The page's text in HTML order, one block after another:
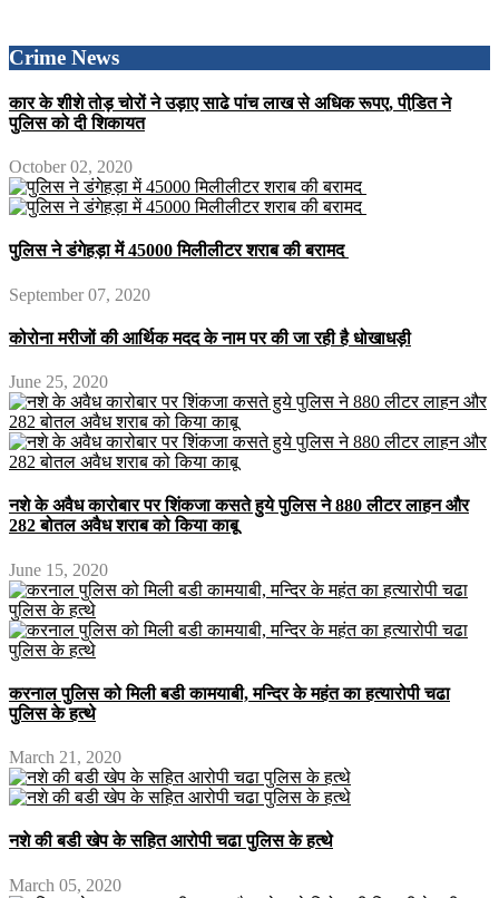
Crime News
कार के शीशे तोड़ चोरों ने उड़ाए साढे पांच लाख से अधिक रूपए, पीडि़त ने
पुलिस को दी शिकायत
October 02, 2020
पुलिस ने डंगेहड़ा में 45000 मिलीलीटर शराब की बरामद
September 07, 2020
कोरोना मरीजों की आर्थिक मदद के नाम पर की जा रही है धोखाधड़ी
June 25, 2020
नशे के अवैध कारोबार पर शिंकजा कसते हुये पुलिस ने 880 लीटर लाहन और
282 बोतल अवैध शराब को किया काबू
June 15, 2020
करनाल पुलिस को मिली बडी कामयाबी, मन्दिर के महंत का हत्यारोपी चढा
पुलिस के हत्थे
March 21, 2020
नशे की बडी खेप के सहित आरोपी चढा पुलिस के हत्थे
March 05, 2020